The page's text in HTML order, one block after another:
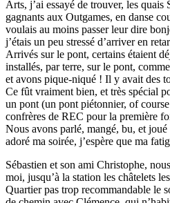
Arts, j’ai essayé de trouver, les quais
gagnants aux Outgames, en danse
voulais au moins passer leur dire
j’étais un peu stressé d’arriver en
Arrivés sur le pont, certains étaient
installés, par terre, sur le pont,
et avons pique-niqué ! Il y avait des
Ce fût vraiment bien, et très spécial
un pont (un pont piétonnier, of
confrères de REC pour la première
Nous avons parlé, mangé, bu, et
adoré ma soirée, j’espère que ma
Sébastien et son ami Christophe,
moi, jusqu’à la station les châtelets
Quartier pas trop recommandable le